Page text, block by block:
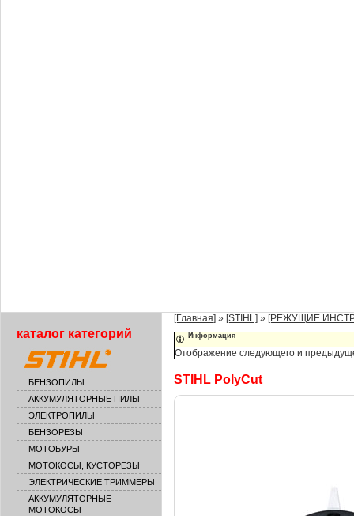
каталог категорий
БЕНЗОПИЛЫ
АККУМУЛЯТОРНЫЕ ПИЛЫ
ЭЛЕКТРОПИЛЫ
БЕНЗОРЕЗЫ
МОТОБУРЫ
МОТОКОСЫ, КУСТОРЕЗЫ
ЭЛЕКТРИЧЕСКИЕ ТРИММЕРЫ
АККУМУЛЯТОРНЫЕ
МОТОКОСЫ
[Главная] » [STIHL] » [РЕЖУЩИЕ
Информация
Отображение следующего и
STIHL PolyCut